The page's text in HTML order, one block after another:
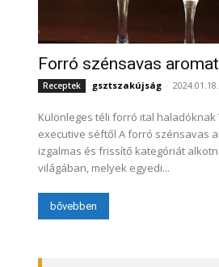
Forró szénsavas
Receptek gsztszakújság - 2024.01.18.
Különleges téli forró ital haladóknak
executive séftől A forró szénsavas aromateák egy
izgalmas és frissítő kategóriát
világában, melyek egyedi...
bővebben